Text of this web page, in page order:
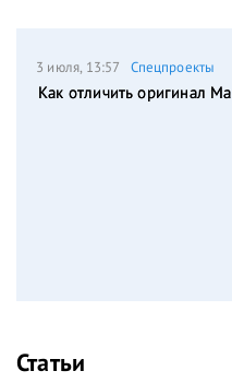
3 июля, 13:57 Спецпроекты
Как отличить оригинал
Статьи